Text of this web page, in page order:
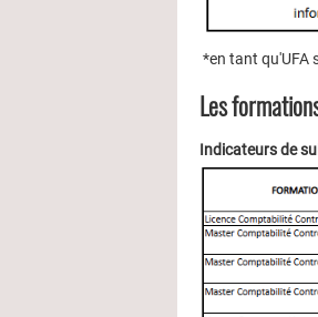
*en tant qu'UFA
Les
Indicateurs de